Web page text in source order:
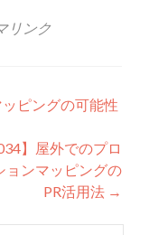
リンク
ピングの可能性
】屋外でのプロ
ョンマッピングの
PR活用法 →